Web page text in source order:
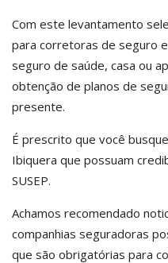
Com este levantamento
para corretoras de seguro
seguro de saúde, casa ou
obtenção de planos de
presente.
É prescrito que você
Ibiquera que possuam
SUSEP.
Achamos recomendado
companhias seguradoras
que são obrigatórias para